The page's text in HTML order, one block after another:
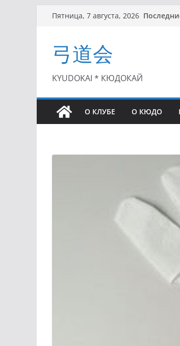
Перейти
Пятница, 7 августа, 2026
弓道会
KYUDOKAI * КЮДОКАЙ
О КЛУБЕ О КЮДО